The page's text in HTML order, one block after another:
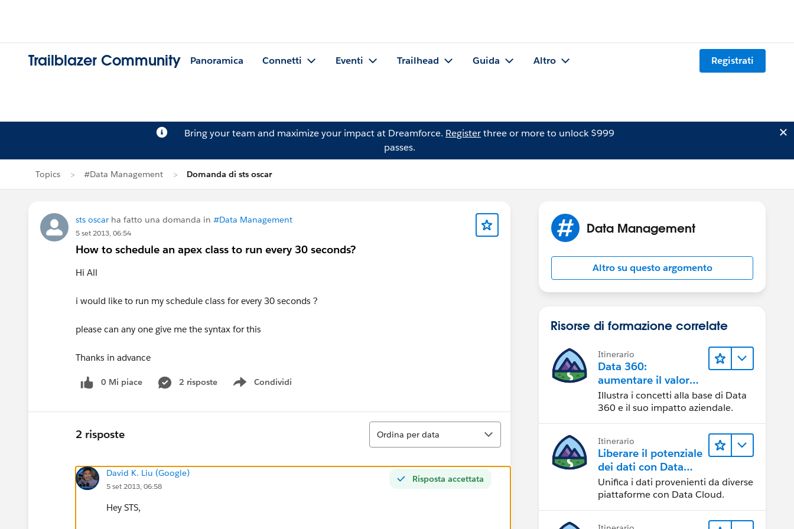
Trailblazer Community Panoramica Connetti Eventi Trailhead Guida Altro Registrati
Bring your team and maximize your impact at Dreamforce. Registerthree or more to unlock $999
passes.
Topics #Data Management Domanda di sts oscar
sts oscar ha fatto una domanda in #Data Management
5 set 2013, 06:54
How to schedule an apex class to run every 30 seconds?
Hi All
i would like to run my schedule class for every 30 seconds ?
please can any one give me the syntax for this
Thanks in advance
0 Mi piace 2 risposte Condividi
Show menu
2 risposte
Ordina
Ordina per data
Risposta accettata
David K. Liu (Google)
5 set 2013, 06:58
Hey STS,
Data Management
Altro su questo argomento
Risorse di formazione correlate
Itinerario
Data 360:
aumentare il valore
dei dati
Illustra i concetti alla base di Data
360 e il suo impatto aziendale.
Itinerario
Liberare il potenziale
dei dati con Data
Cloud
Unifica i dati provenienti da diverse
piattaforme con Data Cloud.